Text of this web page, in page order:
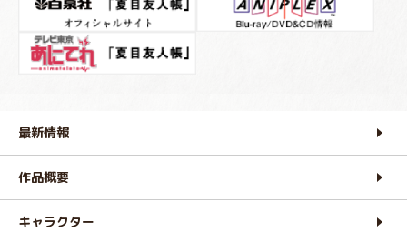
最新情報
作品概要
キャラクター